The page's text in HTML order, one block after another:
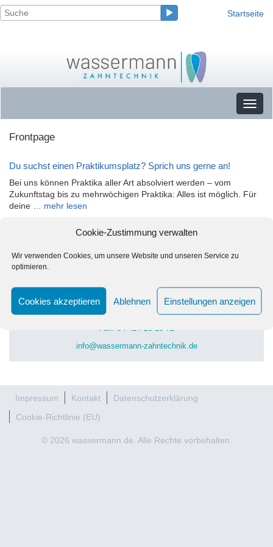
Cookie-Zustimmung verwalten
Wir verwenden Cookies, um unsere Website und unseren Service zu
optimieren.
Cookies akzeptieren Ablehnen Einstellungen anzeigen
Startseite
Frontpage
Du suchst einen Praktikumsplatz? Sprich uns gerne an!
Bei uns können Praktika aller Art absolviert werden – vom
Zukunftstag bis zu mehrwöchigen Praktika: Alles ist möglich. Für
deine
… mehr lesen
26135 Oldenburg
Tel.: 04 41 / 92 06 30
Fax: 04 41 / 20 10 72
info@wassermann-zahntechnik.de
Impressum Kontakt
Datenschutzerklärung
Cookie-Richtlinie (EU)
© 2026 wassermann.de. Alle Rechte vorbehalten.